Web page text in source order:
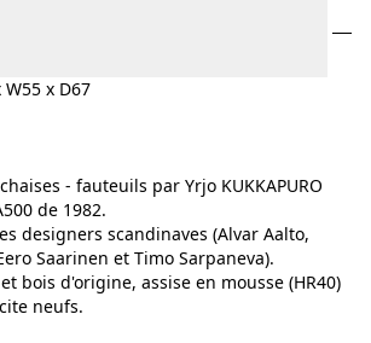
W55 x D67
- fauteuils par Yrjo KUKKAPURO
de 1982.
designers scandinaves (Alvar Aalto,
Saarinen et Timo Sarpaneva).
bois d'origine, assise en mousse (HR40)
neufs.